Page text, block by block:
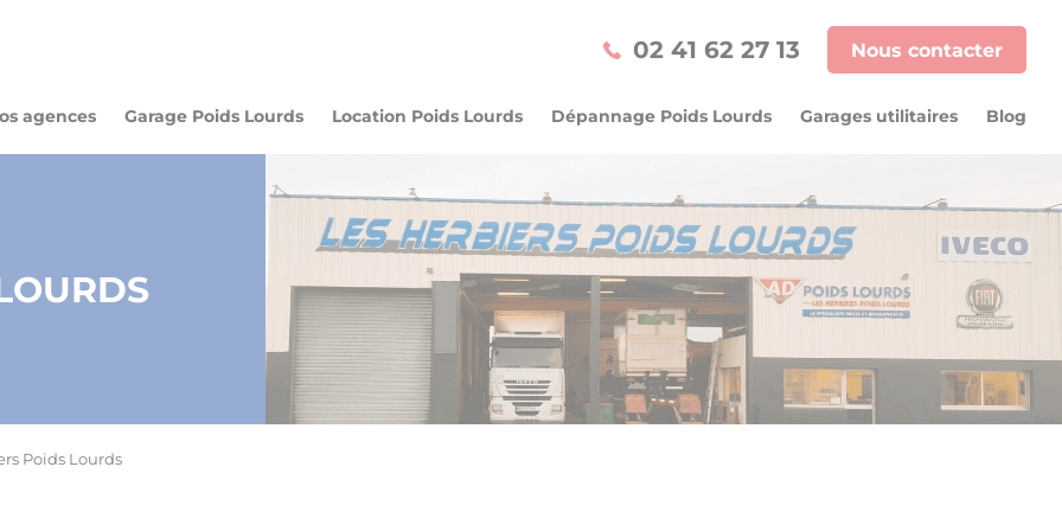
02 41 62 27 13 Nous contacter
agences
Véhicule
Industriel
Garage Poids Lourds Location Poids Lourds Dépannage Poids Lourds Garages utilitaires Blog
Poids Lourds